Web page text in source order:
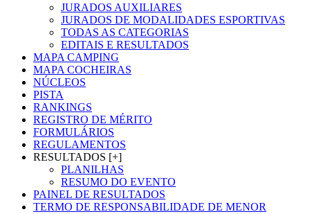
JURADOS AUXILIARES
JURADOS DE MODALIDADES ESPORTIVAS
TODAS AS CATEGORIAS
EDITAIS E RESULTADOS
MAPA CAMPING
MAPA COCHEIRAS
NÚCLEOS
PISTA
RANKINGS
REGISTRO DE MÉRITO
FORMULÁRIOS
REGULAMENTOS
RESULTADOS [+]
PLANILHAS
RESUMO DO EVENTO
PAINEL DE RESULTADOS
TERMO DE RESPONSABILIDADE DE MENOR